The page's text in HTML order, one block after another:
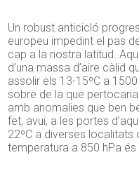
Un robust anticicló
europeu impedint el pas
cap a la nostra latitud.
d’una massa d’aire càlid
assolir els 13-15ºC a
sobre de la que
amb anomalies que ben
fet, avui, a les portes
22ºC a diverses localitats
temperatura a 850 hPa és